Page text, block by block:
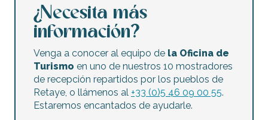
Bucle ciclista gastronómico - Norte
Visite guidée gastronomique à vélo « L'île de Ré et toutes
Cicloturismo gastronómico Centro 1
¿Necesita más
información?
Venga a conocer al equipo de la Oficina de
Turismo en uno de nuestros 10 mostradores
de recepción repartidos por los pueblos de
Retaye, o llámenos al +33 (0)5 46 09 00 55.
Estaremos encantados de ayudarle.